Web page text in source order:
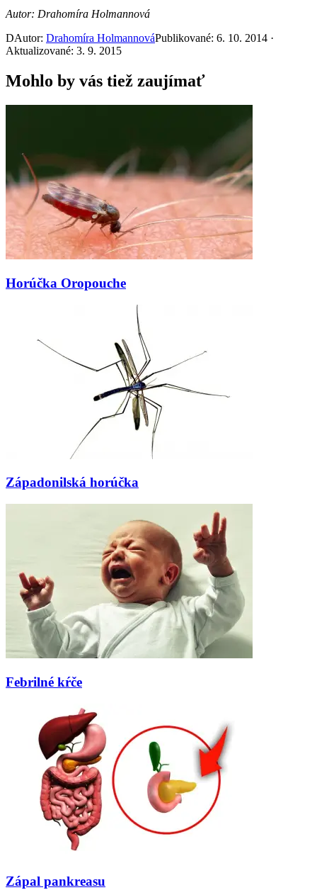
Autor: Drahomíra Holmannová
DAutor: Drahomíra HolmannováPublikované: 6. 10. 2014 ·
Aktualizované: 3. 9. 2015
Mohlo by vás tiež zaujímať
Horúčka Oropouche
Západonilská horúčka
Febrilné kŕče
Zápal pankreasu